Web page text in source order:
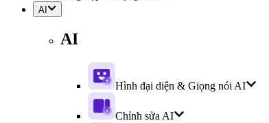
AI
AI
Hình đại diện & Giọng nói AI
Chỉnh sửa AI